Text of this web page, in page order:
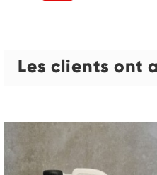
Les clients ont